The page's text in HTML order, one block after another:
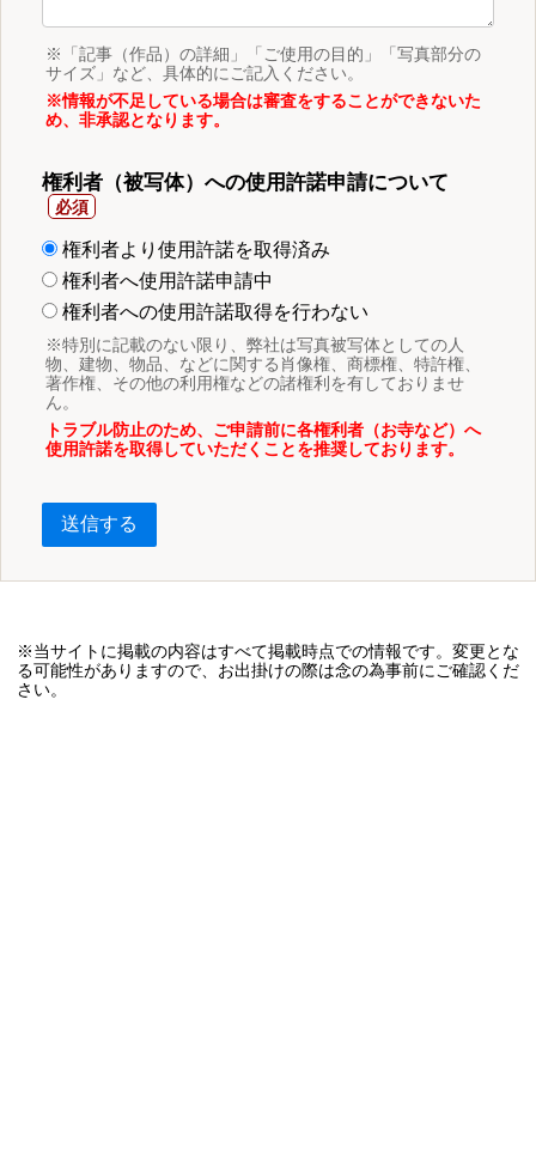
※「記事（作品）の詳細」「ご使用の目的」「写真部分の
サイズ」など、具体的にご記入ください。
※情報が不足している場合は審査をすることができないた
め、非承認となります。
権利者（被写体）への使用許諾申請について
権利者より使用許諾を取得済み
権利者へ使用許諾申請中
権利者への使用許諾取得を行わない
※特別に記載のない限り、弊社は写真被写体としての人
物、建物、物品、などに関する肖像権、商標権、特許権、
著作権、その他の利用権などの諸権利を有しておりませ
ん。
トラブル防止のため、ご申請前に各権利者（お寺など）へ
使用許諾を取得していただくことを推奨しております。
送信する
※当サイトに掲載の内容はすべて掲載時点での情報です。変更とな
る可能性がありますので、お出掛けの際は念の為事前にご確認くだ
さい。